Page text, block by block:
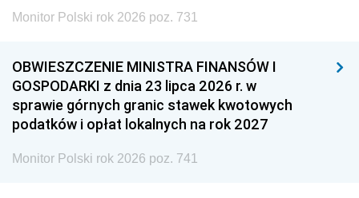
Monitor Polski rok 2026 poz. 731
OBWIESZCZENIE MINISTRA FINANSÓW I
GOSPODARKI z dnia 23 lipca 2026 r. w
sprawie górnych granic stawek kwotowych
podatków i opłat lokalnych na rok 2027
Monitor Polski rok 2026 poz. 741